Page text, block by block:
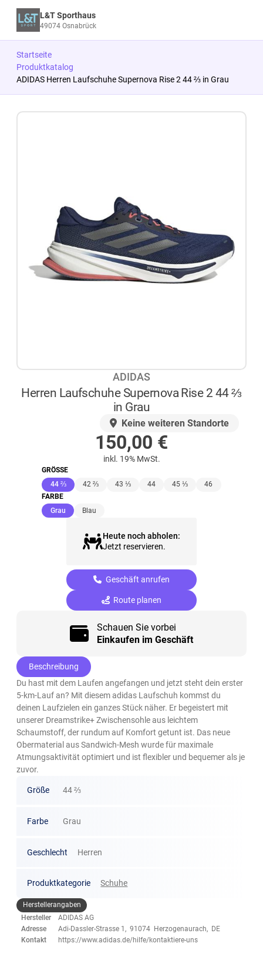
L&T Sporthaus
49074 Osnabrück
Startseite
Produktkatalog
ADIDAS Herren Laufschuhe Supernova Rise 2 44 ⅔ in Grau
ADIDAS
Herren Laufschuhe Supernova Rise 2 44 ⅔
in Grau
Keine weiteren Standorte
150,00 €
inkl. 19% MwSt.
GRÖSSE
44 ⅔(ausgewählt)
42 ⅔ 43 ⅓ 44 45 ⅓
46
FARBE
Grau(ausgewählt)
Blau
Heute noch abholen:
Jetzt reservieren.
Geschäft anrufen
Route planen
Schauen Sie vorbei
Einkaufen im Geschäft
Beschreibung
Du hast mit dem Laufen angefangen und jetzt steht dein erster
5-km-Lauf an? Mit diesem adidas Laufschuh kommst du
deinen Laufzielen ein ganzes Stück näher. Er begeistert mit
unserer Dreamstrike+ Zwischensohle aus leichtem
Schaumstoff, der rundum auf Komfort getunt ist. Das neue
Obermaterial aus Sandwich-Mesh wurde für maximale
Atmungsaktivität optimiert und ist flexibler und bequemer als je
zuvor.
Größe 44 ⅔
Farbe Grau
Geschlecht Herren
Produktkategorie Schuhe
Herstellerangaben
Hersteller
ADIDAS AG
Adresse
Adi-Dassler-Strasse 1, 91074 Herzogenaurach, DE
Kontakt
https://www.adidas.de/hilfe/kontaktiere-uns